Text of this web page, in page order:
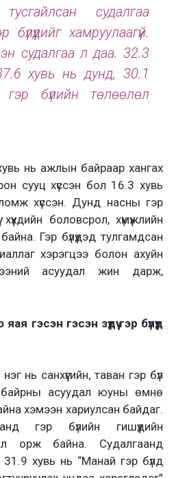
судалгаа
хамруулаагүй.
судалгаа л даа. 32.3
хувь нь дунд, 30.1
бүлийн төлөөлөл
нь ажлын байраар хангах
сууц хүссэн бол 16.3 хувь
хүссэн. Дунд насны гэр
хүүхдийн боловсрол, хүмүүжлийн
Гэр бүлүүдэд тулгамдсан
хэрэгцээ болон ахуйн
асуудал жин дарж,
гэсэн гэсэн зүдүү гэр бүлүүд
нь санхүүгийн, таван гэр бүл
асуудал юуны өмнө
хэмээн хариулсан байдаг.
гэр бүлийн гишүүдийн
орж байна. Судалгаанд
31.9 хувь нь “Манай гэр бүлд